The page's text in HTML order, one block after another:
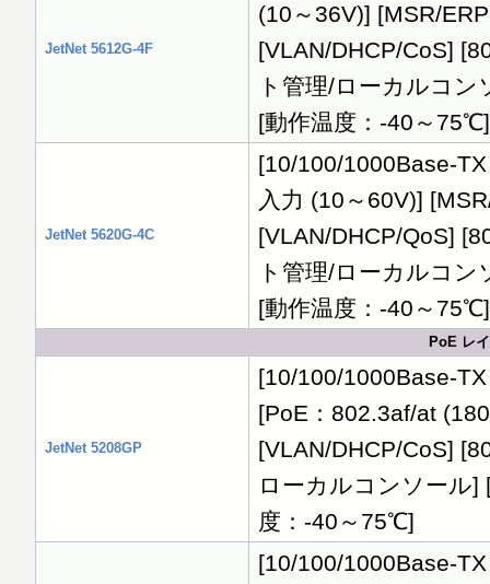
JetNet 5612G-4F
(10～36V)] [MSR/
[VLAN/DHCP/CoS]
ト管理/ローカルコ
[動作温度：-40～75℃]
JetNet 5620G-4C
[10/100/1000Base-
入力 (10～60V)]
[VLAN/DHCP/QoS]
ト管理/ローカルコ
[動作温度：-40～75℃]
PoE レ
JetNet 5208GP
[10/100/1000Base-
[PoE：802.3af/at
[VLAN/DHCP/CoS]
ローカルコンソール]
度：-40～75℃]
[10/100/1000Base-